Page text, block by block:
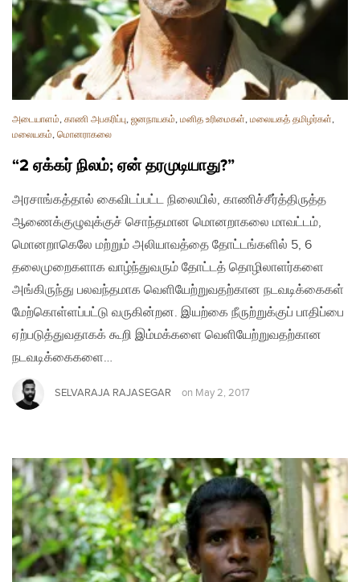
அடையாளம், காணி அபகரிப்பு, ஜனநாயகம், மனித உரிமைகள், மலையகத் தமிழர்கள்,
மலையகம், மொனராகலை
“2 ஏக்கர் நிலம்; ஏன் தரமுடியாது?”
அரசாங்கத்தால் கைவிடப்பட்ட நிலையில், காணிச்சீர்த்திருத்த
ஆணைக்குழுவுக்குச் சொந்தமான மொனறாகலை மாவட்டம்,
மொனறாகெலே மற்றும் அலியாவத்தை தோட்டங்களில் 5, 6
தலைமுறைகளாக வாழ்ந்துவரும் தோட்டத் தொழிலாளர்களை
அங்கிருந்து பலவந்தமாக வெளியேற்றுவதற்கான நடவடிக்கைகள்
மேற்கொள்ளப்பட்டு வருகின்றன. இயற்கை நீருற்றுக்குப் பாதிப்பை
ஏற்படுத்துவதாகக் கூறி இம்மக்களை வெளியேற்றுவதற்கான
நடவடிக்கைகளை…
SELVARAJA RAJASEGAR on May 2, 2017